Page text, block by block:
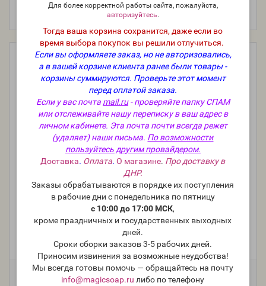
Для более корректной работы сайта, пожалуйста,
авторизуйтесь.
Тогда ваша корзина сохранится, даже если во
время выбора покупок вы решили отлучиться.
Если вы оформляете заказ, но не авторизовались,
а в вашей корзине клиента ранее были товары -
корзины суммируются. Проверьте этот момент
перед оплатой заказа.
Если у вас почта mail.ru- проверяйте папку СПАМ
или отслеживайте нашу переписку в ваш адрес в
личном кабинете. Эта почта почти всегда режет
(удаляет) наши письма. По возможности
пользуйтесь другим провайдером.
Доставка. Оплата.О магазине. Про доставку в
ДНР.
Заказы обрабатываются в порядке их поступления
в рабочие дни с понедельника по пятницу
с 10:00 до 17:00 МСК,
кроме праздничных и государственных выходных
дней.
Сроки сборки заказов 3-5 рабочих дней.
Приносим извинения за возможные неудобства!
Мы всегда готовы помочь — обращайтесь на почту
info@magicsoap.ru либо по телефону
Блестящие снежинки (BB Snowflake Sparkle Mica) -
мика, пигментный перламутр, США
BrambleBerry, США
mica-usa-45
Фасовка: